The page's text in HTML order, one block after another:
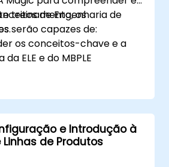
de Engenharia de
treinamento, os
serão capazes de:
os conceitos-chave e a
ELE e do MBPLE
de linhas de produtos
um processo de definição
no CATIA Magic
do MBPLE, como modelos
pontos de variação e
e Introdução à
de Produtos